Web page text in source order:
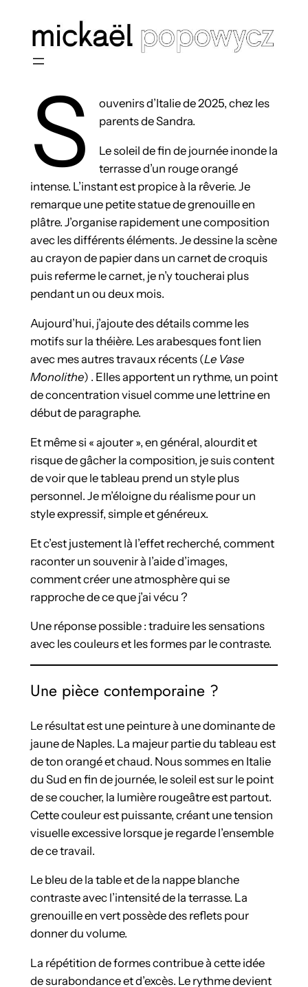
contenu
S
ouvenirs d’Italie de 2025, chez les
parents de Sandra.
Le soleil de fin de journée inonde la
terrasse d’un rouge orangé
intense. L’instant est propice à la rêverie. Je
remarque une petite statue de grenouille en
plâtre. J’organise rapidement une composition
avec les différents éléments. Je dessine la scène
au crayon de papier dans un carnet de croquis
puis referme le carnet, je n’y toucherai plus
pendant un ou deux mois.
Aujourd’hui, j’ajoute des détails comme les
motifs sur la théière. Les arabesques font lien
avec mes autres travaux récents (Le Vase
Monolithe) . Elles apportent un rythme, un point
de concentration visuel comme une lettrine en
début de paragraphe.
Et même si « ajouter », en général, alourdit et
risque de gâcher la composition, je suis content
de voir que le tableau prend un style plus
personnel. Je m’éloigne du réalisme pour un
style expressif, simple et généreux.
Et c’est justement là l’effet recherché, comment
raconter un souvenir à l’aide d’images,
comment créer une atmosphère qui se
rapproche de ce que j’ai vécu ?
Une réponse possible : traduire les sensations
avec les couleurs et les formes par le contraste.
Une pièce contemporaine ?
Le résultat est une peinture à une dominante de
jaune de Naples. La majeur partie du tableau est
de ton orangé et chaud. Nous sommes en Italie
du Sud en fin de journée, le soleil est sur le point
de se coucher, la lumière rougeâtre est partout.
Cette couleur est puissante, créant une tension
visuelle excessive lorsque je regarde l’ensemble
de ce travail.
Le bleu de la table et de la nappe blanche
contraste avec l’intensité de la terrasse. La
grenouille en vert possède des reflets pour
donner du volume.
La répétition de formes contribue à cette idée
de surabondance et d’excès. Le rythme devient